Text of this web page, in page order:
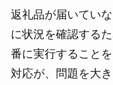
返礼品が届いてい
に状況を確認する
番に実行すること
対応が、問題を大